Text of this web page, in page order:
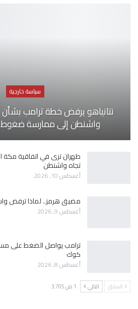
سياسة خارجية
نتانياهو يرفض خطة ترامب
واشنطن إلى ممارسة ضغوط
طهران ترى في اتفاقية مكة
تجاه واشنطن
أغسطس 10, 2026
مضيق هرمز.. لماذا ترفض
أغسطس 9, 2026
ترامب يواصل الضغط على
كوك
أغسطس 8, 2026
السابق التالي 1 من 3٬705